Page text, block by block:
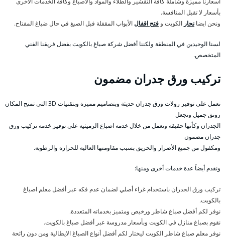
بأسعار لا تقبل المنافسة.
ونحن ايضا نحار الكويت و فتح اقفالالأبواب المقفلة فبل الصبغ في حال ضياغ المفتاح.
لسنا الوحيدين في المنطقة ولكننا أفضل شركة صباغ بالكويت بفضل فريقنا الفني
المتخصص.
تركيب ورق جدران مضمون
نعمل على توفير رولات ورق جدران حديثة وبتصاميم مميزة وبتقنيات 3D التي تمنح المكان
رونق جميل وتجعل
الجدران وكأنها حقيقة ونعمل من خلال خدمة اصباغ الرميثية على توفير خدمة تركيب ورق
جدران مضمون
ومكفول من جميع الأضرار والحريق بسبب مقاومتها العالية للحرارة والرطوبة.
ونقدم أيضاً عدة خدمات أخرى ومنها:
تركيب ورق الجدران باستخدام غراء أصلي لضمان عدم فكه عبر أفضل معلم اصباغ
بالكويت.
نوفر لكم أفضل صباغ شاطر ورخيص ومتميز بخدماته المتعددة.
نقوم بصباغ منازل في الكويت وبأسعار مدروسة عبر أفضل صباغ بالكويت.
نوفر معلم صباغ شاطر الكويت ليختار لكم أفضل أنواع الصباغ الايطالية ومن دون رائحة